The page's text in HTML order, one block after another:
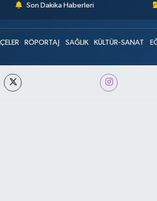
Son Dakika Haberleri
RÖPORTAJ SAĞLIK KÜLTÜR-SANAT